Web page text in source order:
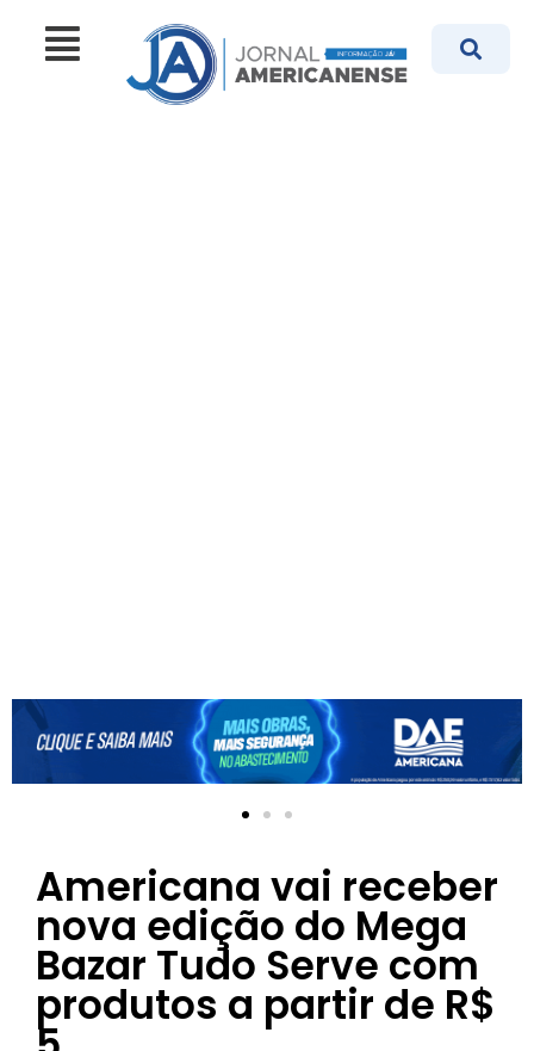
Americana vai receber
nova edição do Mega
Bazar Tudo Serve com
produtos a partir de R$